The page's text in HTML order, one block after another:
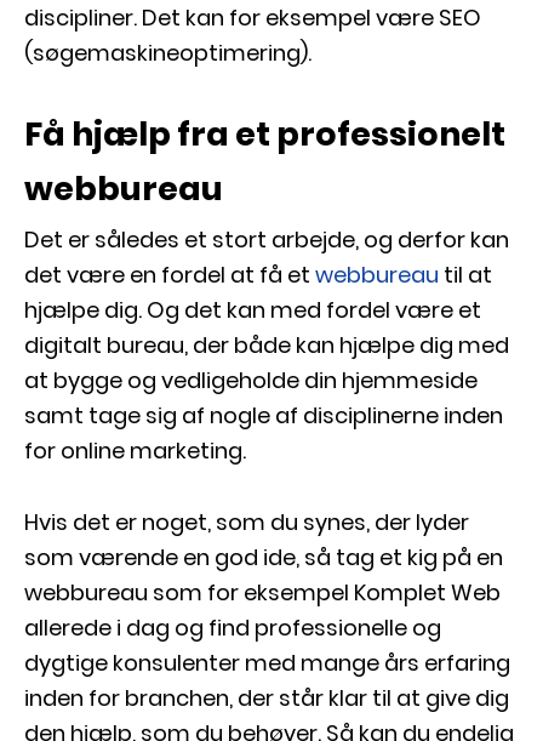
discipliner. Det kan for eksempel være SEO
(søgemaskineoptimering).
Få hjælp fra et professionelt
webbureau
Det er således et stort arbejde, og derfor kan
det være en fordel at få et webbureau til at
hjælpe dig. Og det kan med fordel være et
digitalt bureau, der både kan hjælpe dig med
at bygge og vedligeholde din hjemmeside
samt tage sig af nogle af disciplinerne inden
for online marketing.
Hvis det er noget, som du synes, der lyder
som værende en god ide, så tag et kig på en
webbureau som for eksempel Komplet Web
allerede i dag og find professionelle og
dygtige konsulenter med mange års erfaring
inden for branchen, der står klar til at give dig
den hjælp, som du behøver. Så kan du endelig